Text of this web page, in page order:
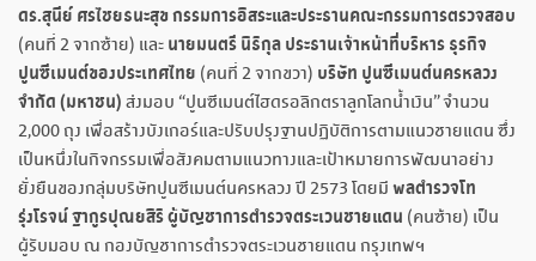
ดร.สุนีย์ ศรไชยธนะสุข กรรมการอิสระและประธานคณะกรรมการตรวจสอบ
(คนที่ 2 จากซ้าย) และนายมนตรี นิธิกุล ประธานเจ้าหน้าที่บริหาร ธุรกิจ
ปูนซีเมนต์ของประเทศไทย (คนที่ 2 จากขวา) บริษัท ปูนซีเมนต์นครหลวง
จำกัด (มหาชน)ส่งมอบ “ปูนซีเมนต์ไฮดรอลิกตราลูกโลกน้ำเงิน” จำนวน
2,000 ถุง เพื่อสร้างบังเกอร์และปรับปรุงฐานปฏิบัติการตามแนวชายแดน ซึ่ง
เป็นหนึ่งในกิจกรรมเพื่อสังคมตามแนวทางและเป้าหมายการพัฒนาอย่าง
ยั่งยืนของกลุ่มบริษัทปูนซีเมนต์นครหลวง ปี 2573 โดยมีพลตำรวจโท
รุ่งโรจน์ ฐากูรปุณยสิริ ผู้บัญชาการตำรวจตระเวนชายแดน (คนซ้าย) เป็น
ผู้รับมอบ ณ กองบัญชาการตำรวจตระเวนชายแดน กรุงเทพฯ